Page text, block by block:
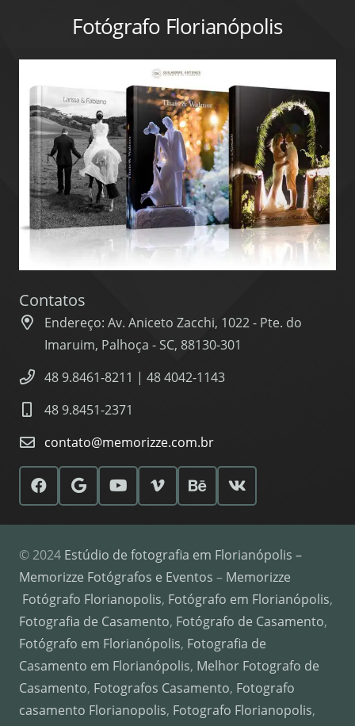
Fotógrafo Florianópolis
Contatos
Endereço: Av. Aniceto Zacchi, 1022 - Pte. do
Imaruim, Palhoça - SC, 88130-301
48 9.8461-8211 | 48 4042-1143
48 9.8451-2371
contato@memorizze.com.br
© 2024 Estúdio de fotografia em Florianópolis –
Memorizze Fotógrafos e Eventos – Memorizze
Fotógrafo Florianopolis, Fotógrafo em Florianópolis,
Fotografia de Casamento, Fotógrafo de Casamento,
Fotógrafo em Florianópolis, Fotografia de
Casamento em Florianópolis, Melhor Fotografo de
Casamento, Fotografos Casamento, Fotografo
casamento Florianopolis, Fotografo Florianopolis,